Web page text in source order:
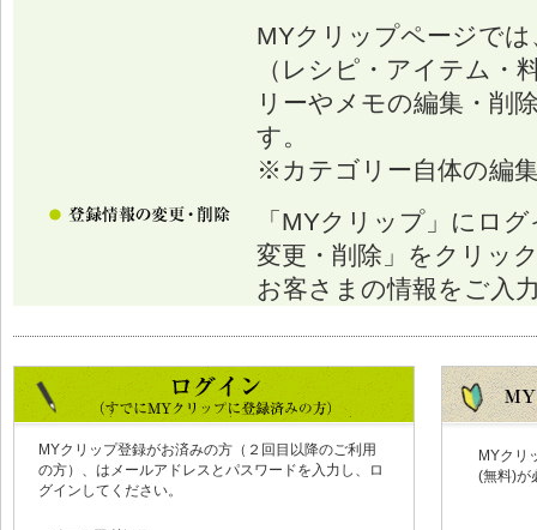
MYクリップページで
（レシピ・アイテム・
リーやメモの編集・削
す。
※カテゴリー自体の編
「MYクリップ」にロ
変更・削除」をクリッ
お客さまの情報をご入
MYクリップ登録がお済みの方（２回目以降のご利用
の方）、はメールアドレスとパスワードを入力し、ロ
グインしてください。
MYクリ
(無料)が